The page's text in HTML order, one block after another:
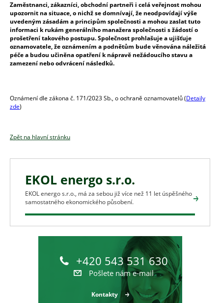
Zaměstnanci, zákazníci, obchodní partneři i celá veřejnost mohou
upozornit na situace, o nichž se domnívají, že neodpovídají výše
uvedeným zásadám a principům společnosti a mohou zaslat tuto
informaci k rukám generálního manažera společnosti s žádostí o
prošetření takového postupu. Společnost prohlašuje a ujišťuje
oznamovatele, že oznámením a podnětům bude věnována náležitá
péče a budou učiněna opatření k nápravě nežádoucího stavu a
zamezení nebo odvrácení následků.
Oznámení dle zákona č. 171/2023 Sb., o ochraně oznamovatelů (Detaily
zde)
Zpět na hlavní stránku
EKOL energo s.r.o.
EKOL energo s.r.o., má za sebou již více než 11 let úspěšného
samostatného ekonomického působení.
+420 543 531 630
Pošlete nám e-mail
Kontakty